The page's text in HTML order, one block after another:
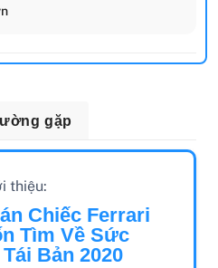
gặp
thiệu:
Chiếc Ferrari
Tìm Về Sức
Bản 2020